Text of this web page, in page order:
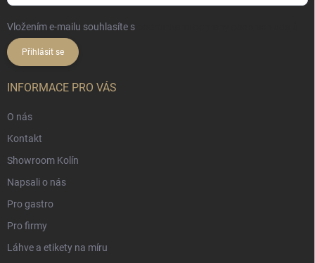
Vložením e-mailu souhlasíte s
Přihlásit se
INFORMACE PRO VÁS
O nás
Kontakt
Showroom Kolín
Napsali o nás
Pro gastro
Pro firmy
Láhve a etikety na míru